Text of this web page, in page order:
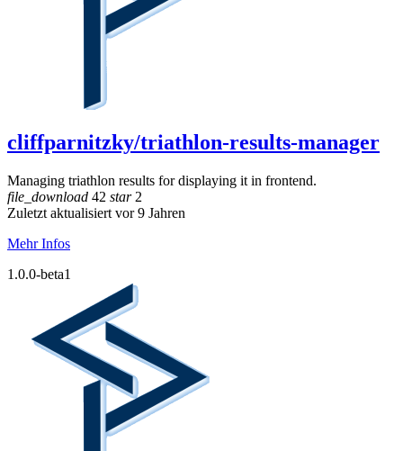
cliffparnitzky/triathlon-results-manager
Managing triathlon results for displaying it in frontend.
file_download 42 star2
Zuletzt aktualisiert vor 9 Jahren
Mehr Infos
1.0.0-beta1